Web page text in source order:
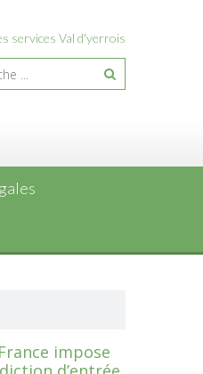
services Val d'yerrois
impose